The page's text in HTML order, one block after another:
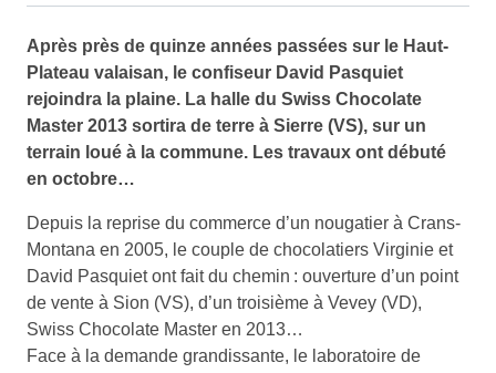
Après près de quinze années passées sur le Haut-
Plateau valaisan, le confiseur David Pasquiet
rejoindra la plaine. La halle du Swiss Chocolate
Master 2013 sortira de terre à Sierre (VS), sur un
terrain loué à la commune. Les travaux ont débuté
en octobre…
Depuis la reprise du commerce d’un nougatier à Crans-
Montana en 2005, le couple de chocolatiers Virginie et
David Pasquiet ont fait du chemin : ouverture d’un point
de vente à Sion (VS), d’un troisième à Vevey (VD),
Swiss Chocolate Master en 2013…
Face à la demande grandissante, le laboratoire de